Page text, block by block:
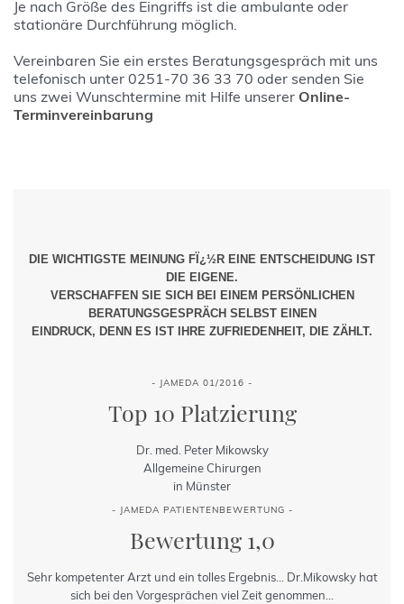
Je nach Größe des Eingriffs ist die ambulante oder
stationäre Durchführung möglich.
Vereinbaren Sie ein erstes Beratungsgespräch mit uns
telefonisch unter 0251-70 36 33 70 oder senden Sie
uns zwei Wunschtermine mit Hilfe unserer Online-
Terminvereinbarung
DIE WICHTIGSTE MEINUNG FÏ¿½R EINE ENTSCHEIDUNG IST
DIE EIGENE.
VERSCHAFFEN SIE SICH BEI EINEM PERSÖNLICHEN
BERATUNGSGESPRÄCH SELBST EINEN
EINDRUCK, DENN ES IST IHRE ZUFRIEDENHEIT, DIE ZÄHLT.
- JAMEDA 01/2016 -
Top 10 Platzierung
Dr. med. Peter Mikowsky
Allgemeine Chirurgen
in Münster
- JAMEDA PATIENTENBEWERTUNG -
Bewertung 1,0
Sehr kompetenter Arzt und ein tolles Ergebnis... Dr.Mikowsky hat
sich bei den Vorgesprächen viel Zeit genommen...